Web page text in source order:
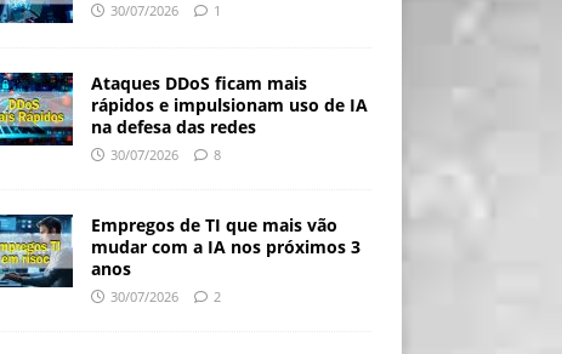
30/07/2026 1
Ataques DDoS ficam mais
rápidos e impulsionam uso de IA
na defesa das redes
30/07/2026 8
Empregos de TI que mais vão
mudar com a IA nos próximos 3
anos
30/07/2026 2